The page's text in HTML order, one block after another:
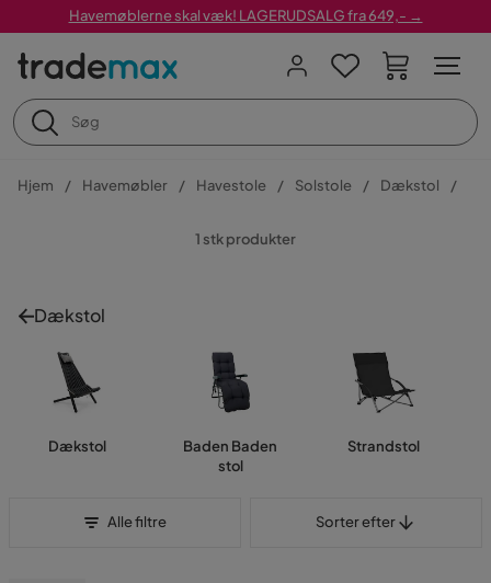
Havemøblerne skal væk! LAGERUDSALG fra 649,- →
Hjem Havemøbler Havestole Solstole Dækstol
1 stk produkter
Dækstol
Dækstol
Baden Baden
stol
Strandstol
Alle filtre Sorter efter